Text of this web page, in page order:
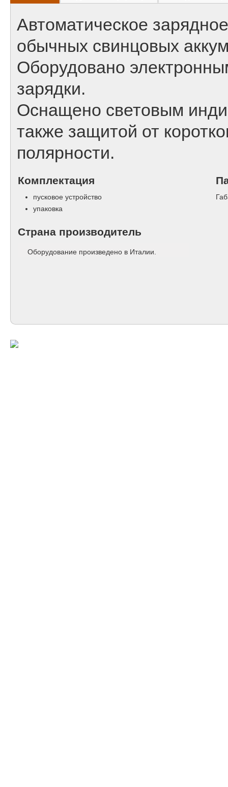
Автоматическое
обычных свинцовых
Оборудовано
зарядки.
Оснащено световым
также защитой от
полярности.
Комплектация
пусковое устройство
упаковка
Страна производитель
Оборудование произведено в Италии.